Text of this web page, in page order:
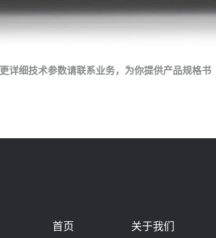
更详细技术参数请联系业务，为你提供产品规格书
首页 关于我们